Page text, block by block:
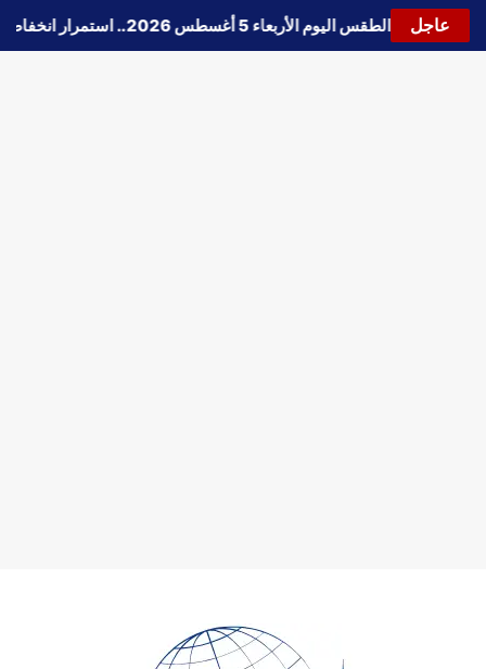
عاجل 🔵حالة الطقس اليوم الأربعاء 5 أغسطس 2026.. استمرار انخفاض الحرارة وتحذيرات من الشبورة واضطراب الملاحة